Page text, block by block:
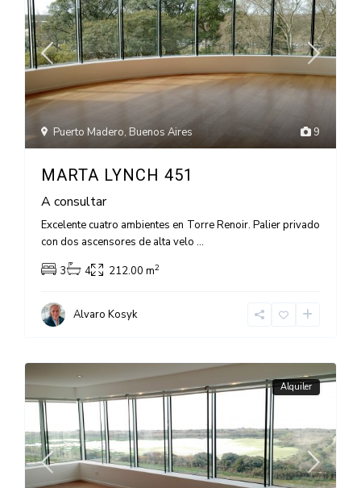
9
Puerto Madero,Buenos Aires
MARTA LYNCH 451
A consultar
Excelente cuatro ambientes en Torre Renoir. Palier privado
con dos ascensores de alta velo...
3
4 212.00 m2
Alvaro Kosyk
Alquiler